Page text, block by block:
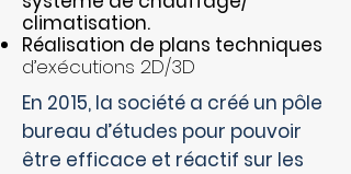
climatisation.
Réalisation de plans techniques
d’exécutions 2D/3D
En 2015, la société a créé un pôle
bureau d’études pour pouvoir
être efficace et réactif sur les